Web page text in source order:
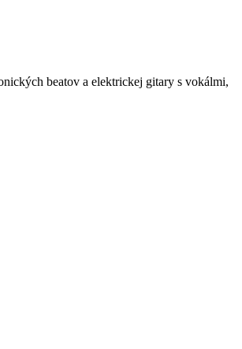
beatov a elektrickej gitary s vokálmi,